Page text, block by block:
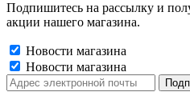
Подпишитесь на рассылку и
акции нашего магазина.
Новости магазина
Новости магазина